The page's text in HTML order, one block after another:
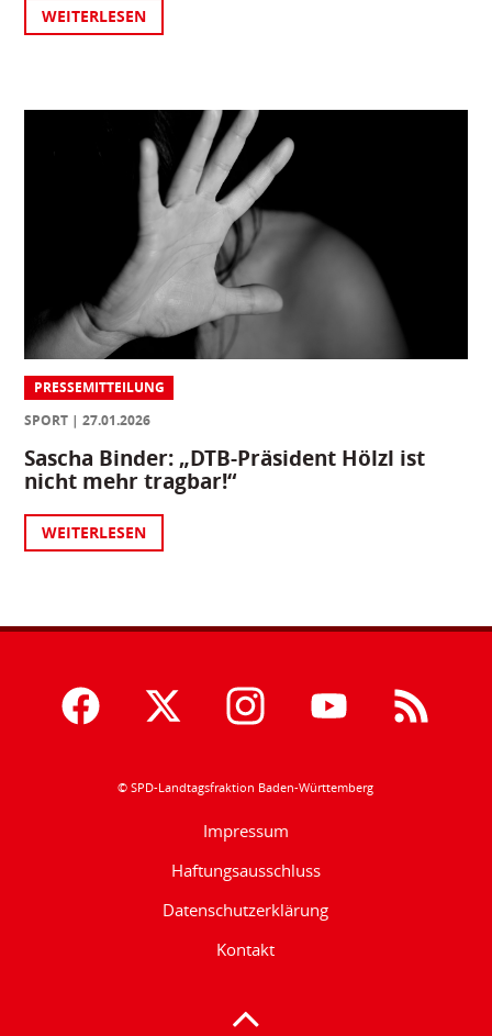
WEITERLESEN
PRESSEMITTEILUNG
SPORT
27.01.2026
Sascha Binder: „DTB-Präsident Hölzl ist
nicht mehr tragbar!“
WEITERLESEN
© SPD-Landtagsfraktion Baden-Württemberg
Impressum
Haftungsausschluss
Datenschutzerklärung
Kontakt